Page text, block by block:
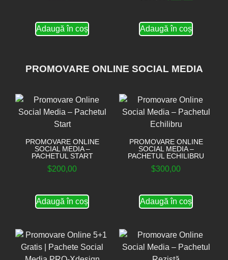
Adaugă în coș Adaugă în coș
PROMOVARE ONLINE SOCIAL MEDIA
PROMOVARE ONLINE
SOCIAL MEDIA –
PACHETUL START
$200,00
Adaugă în coș
PROMOVARE ONLINE
SOCIAL MEDIA –
PACHETUL ECHILIBRU
$300,00
Adaugă în coș